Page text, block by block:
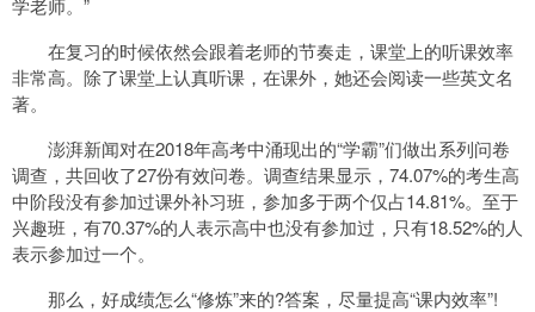
学老师。”
在复习的时候依然会跟着老师的节奏走，课堂上的听课效率
非常高。除了课堂上认真听课，在课外，她还会阅读一些英文名
著。
澎湃新闻对在2018年高考中涌现出的“学霸”们做出系列问卷
调查，共回收了27份有效问卷。调查结果显示，74.07%的考生高
中阶段没有参加过课外补习班，参加多于两个仅占14.81%。至于
兴趣班，有70.37%的人表示高中也没有参加过，只有18.52%的人
表示参加过一个。
那么，好成绩怎么“修炼”来的?答案，尽量提高“课内效率”!